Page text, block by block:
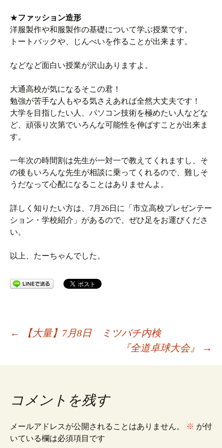
★ファッション造形
洋服製作や和服製作の基礎について学ぶ授業です。
トートバックや、じんべいを作ることが出来ます。
などなど面白い授業が沢山ありますよ。
大通高校が気になるそこの君！
勉強が苦手な人もやる気さえあれば全然大丈夫です！
大学を目指したい人、パソコン技術を極めたい人などな
ど、頑張り次第でいろんな可能性を伸ばすことが出来ま
す。
一年次の時間割は先生が一対一で教えてくれますし、そ
の後もいろんな先生が相談に乗ってくれるので、難しそ
うだなって心配になることはありませんよ。
詳しく知りたい方は、7月26日に「市立高校プレゼンテー
ション・学校紹介」があるので、ぜひ足をお運びくださ
い。
以上、たーちゃんでした。
投
稿
ナ
ビ
←
【大量】7月8日 ミツバチ内検
『全道卓球大会』
→
コメントを残す
メールアドレスが公開されることはありません。 ※ が付
いている欄は必須項目です